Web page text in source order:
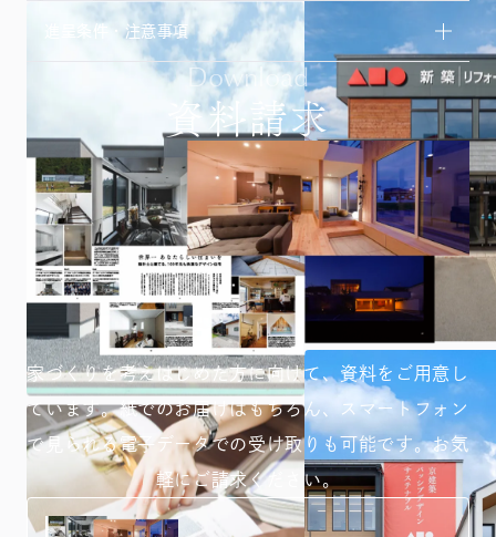
進呈条件・注意事項
Download
資料請求
家づくりを考えはじめた方に向けて、資料をご用意し
ています。紙でのお届けはもちろん、スマートフォン
で見られる電子データでの受け取りも可能です。お気
軽にご請求ください。